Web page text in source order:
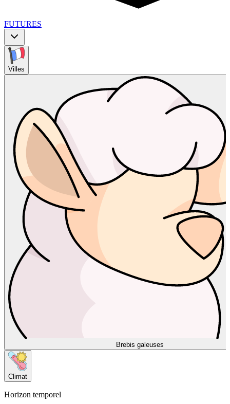
FUTURES
Villes
Brebis galeuses
Climat
Horizon temporel